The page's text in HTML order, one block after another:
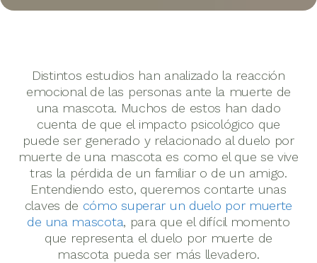
Distintos estudios han analizado la reacción
emocional de las personas ante la muerte de
una mascota. Muchos de estos han dado
cuenta de que el impacto psicológico que
puede ser generado y relacionado al duelo por
muerte de una mascota es como el que se vive
tras la pérdida de un familiar o de un amigo.
Entendiendo esto, queremos contarte unas
claves de cómo superar un duelo por muerte
de una mascota, para que el difícil momento
que representa el duelo por muerte de
mascota pueda ser más llevadero.